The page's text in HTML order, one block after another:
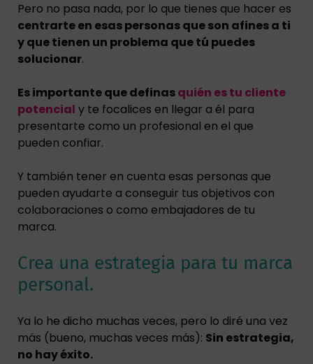
Pero no pasa nada, por lo que tienes que hacer es
centrarte en esas personas que son afines a ti
y que tienen un problema que tú puedes
solucionar.
Es importante que definasquién es tu cliente
potencial y te focalices en llegar a él para
presentarte como un profesional en el que
pueden confiar.
Y también tener en cuenta esas personas que
pueden ayudarte a conseguir tus objetivos con
colaboraciones o como embajadores de tu
marca.
Crea una estrategia para tu marca
personal.
Ya lo he dicho muchas veces, pero lo diré una vez
más (bueno, muchas veces más): Sin estrategia,
no hay éxito.